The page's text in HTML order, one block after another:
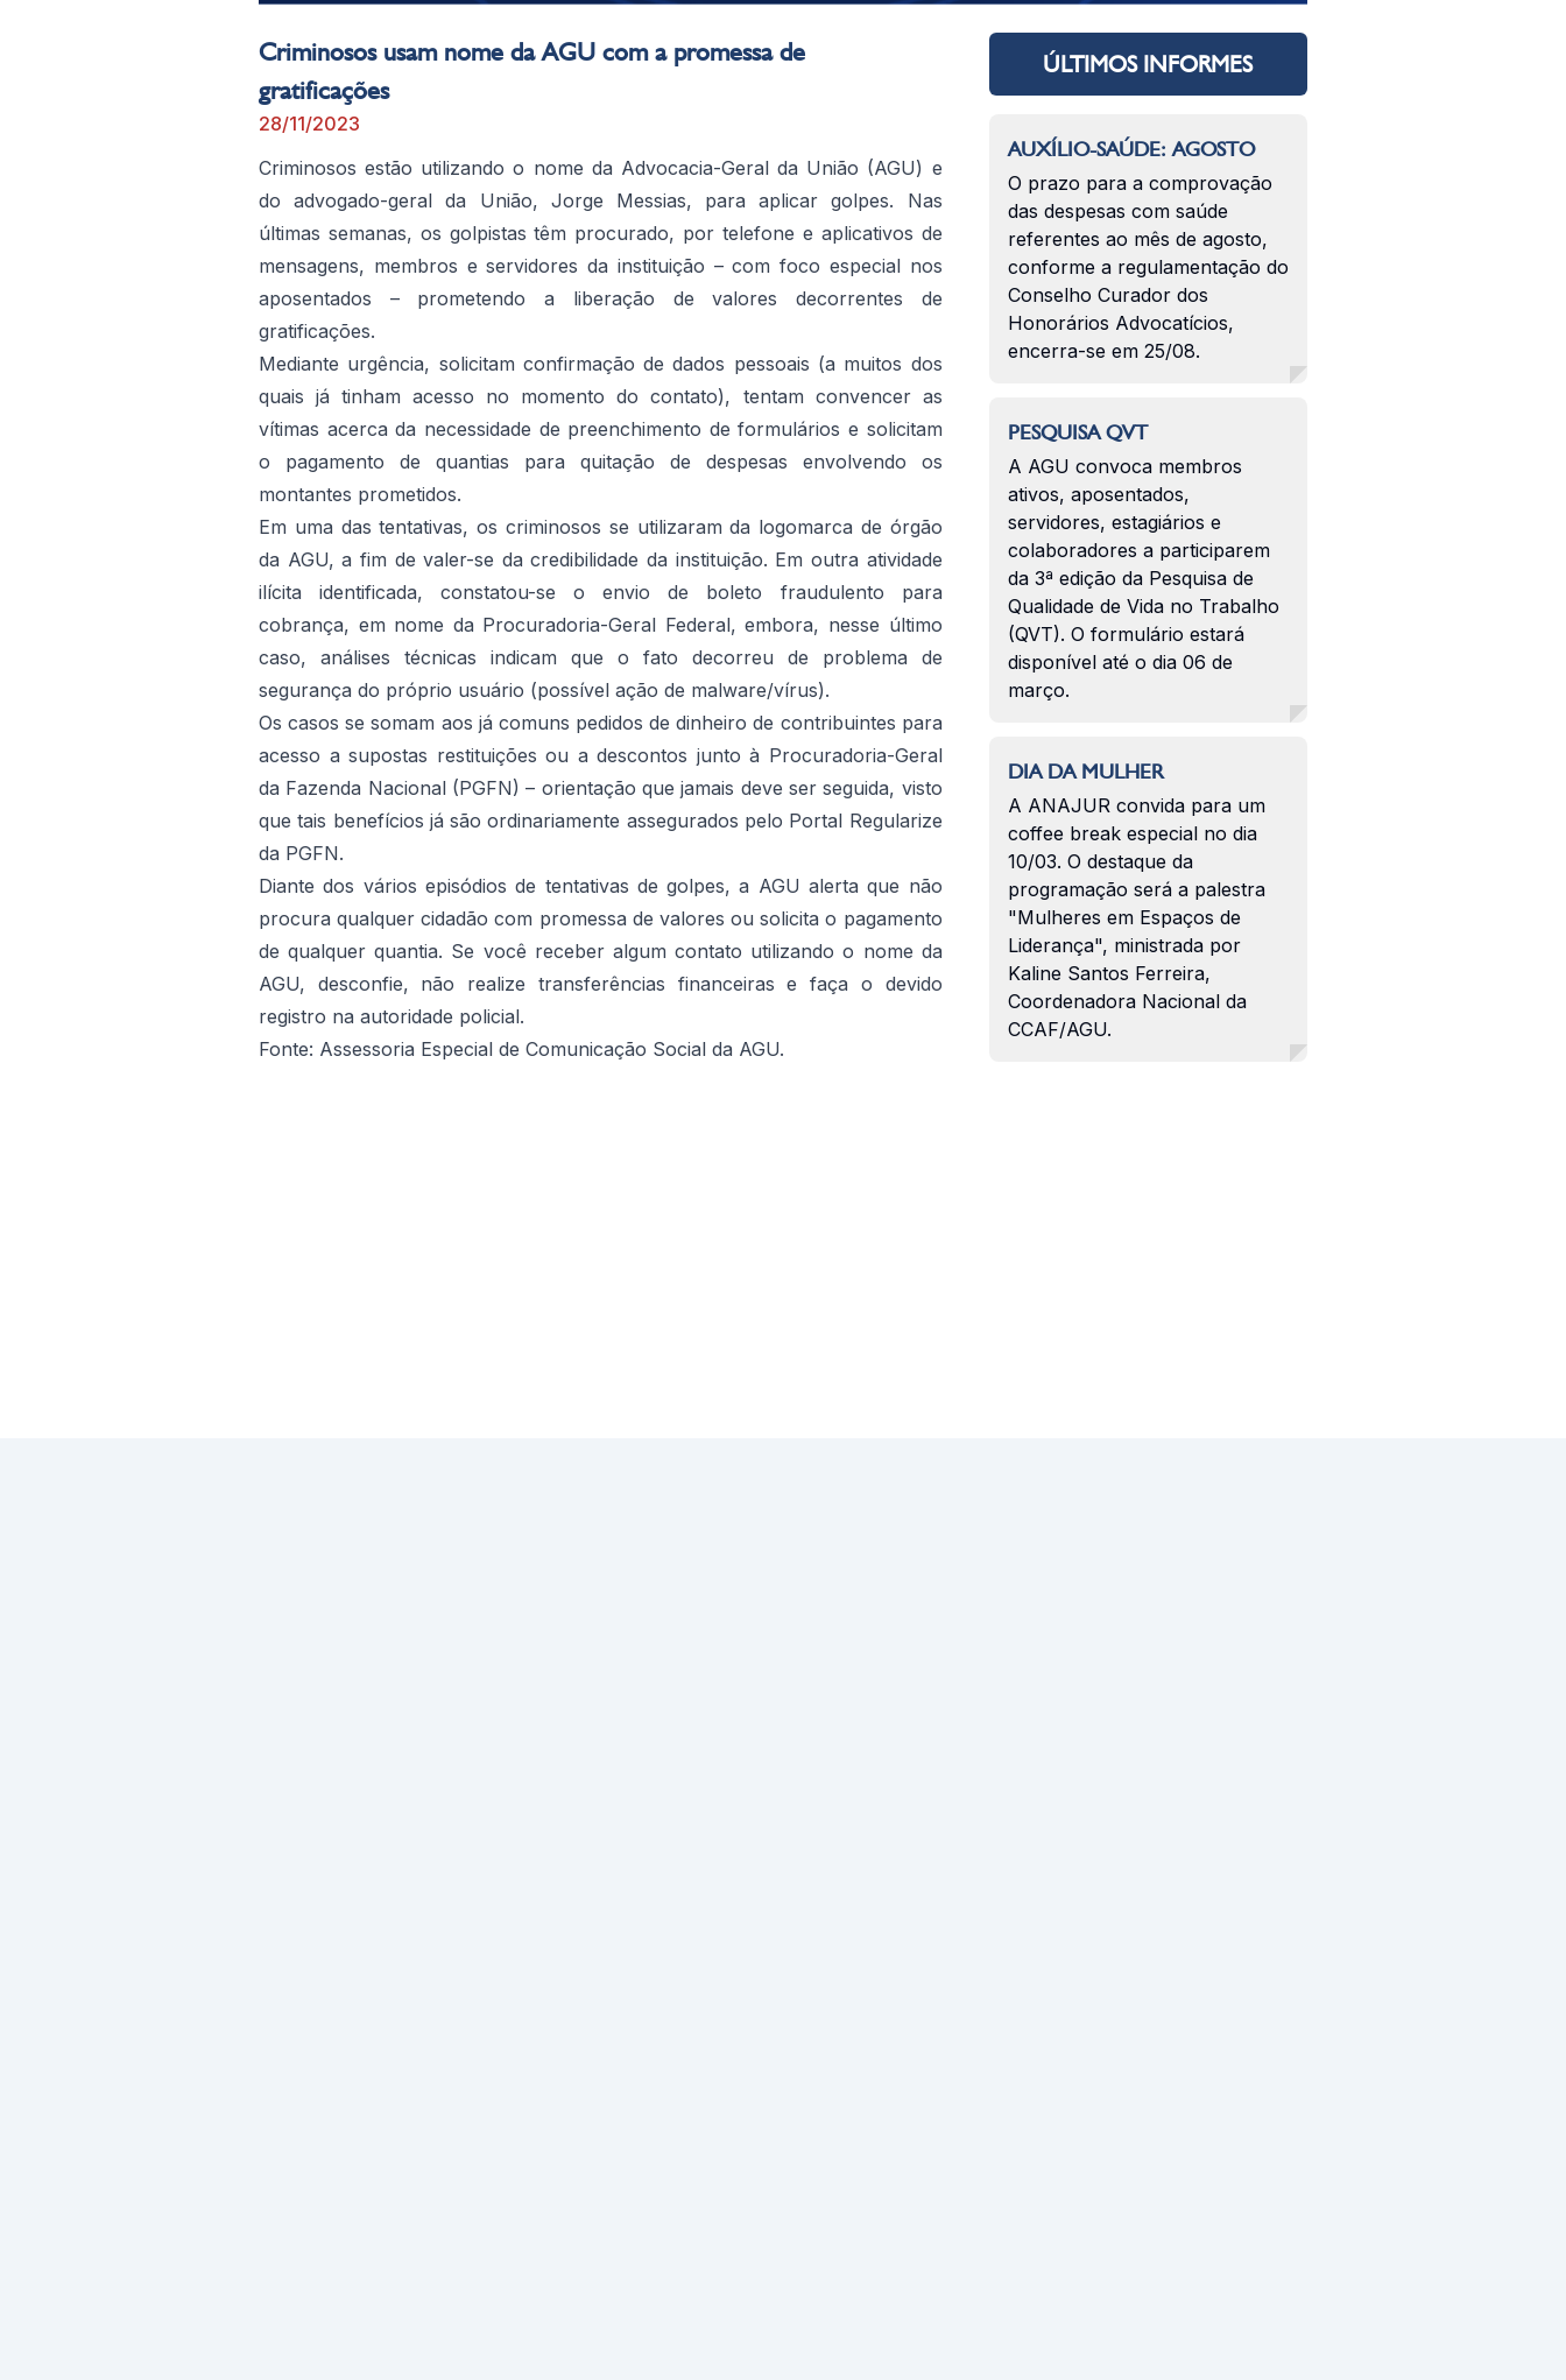
Criminosos usam nome da AGU com a promessa de
gratificações
28/11/2023
Criminosos estão utilizando o nome da Advocacia-Geral da União (AGU) e
do advogado-geral da União, Jorge Messias, para aplicar golpes. Nas
últimas semanas, os golpistas têm procurado, por telefone e aplicativos de
mensagens, membros e servidores da instituição – com foco especial nos
aposentados – prometendo a liberação de valores decorrentes de
gratificações.
Mediante urgência, solicitam confirmação de dados pessoais (a muitos dos
quais já tinham acesso no momento do contato), tentam convencer as
vítimas acerca da necessidade de preenchimento de formulários e solicitam
o pagamento de quantias para quitação de despesas envolvendo os
montantes prometidos.
Em uma das tentativas, os criminosos se utilizaram da logomarca de órgão
da AGU, a fim de valer-se da credibilidade da instituição. Em outra atividade
ilícita identificada, constatou-se o envio de boleto fraudulento para
cobrança, em nome da Procuradoria-Geral Federal, embora, nesse último
caso, análises técnicas indicam que o fato decorreu de problema de
segurança do próprio usuário (possível ação de malware/vírus).
Os casos se somam aos já comuns pedidos de dinheiro de contribuintes para
acesso a supostas restituições ou a descontos junto à Procuradoria-Geral
da Fazenda Nacional (PGFN) – orientação que jamais deve ser seguida, visto
que tais benefícios já são ordinariamente assegurados pelo Portal Regularize
da PGFN.
Diante dos vários episódios de tentativas de golpes, a AGU alerta que não
procura qualquer cidadão com promessa de valores ou solicita o pagamento
de qualquer quantia. Se você receber algum contato utilizando o nome da
AGU, desconfie, não realize transferências financeiras e faça o devido
registro na autoridade policial.
Fonte: Assessoria Especial de Comunicação Social da AGU.
ÚLTIMOS INFORMES
AUXÍLIO-SAÚDE: AGOSTO
O prazo para a comprovação
das despesas com saúde
referentes ao mês de agosto,
conforme a regulamentação do
Conselho Curador dos
Honorários Advocatícios,
encerra-se em 25/08.
PESQUISA QVT
A AGU convoca membros
ativos, aposentados,
servidores, estagiários e
colaboradores a participarem
da 3ª edição da Pesquisa de
Qualidade de Vida no Trabalho
(QVT). O formulário estará
disponível até o dia 06 de
março.
DIA DA MULHER
A ANAJUR convida para um
coffee break especial no dia
10/03. O destaque da
programação será a palestra
"Mulheres em Espaços de
Liderança", ministrada por
Kaline Santos Ferreira,
Coordenadora Nacional da
CCAF/AGU.